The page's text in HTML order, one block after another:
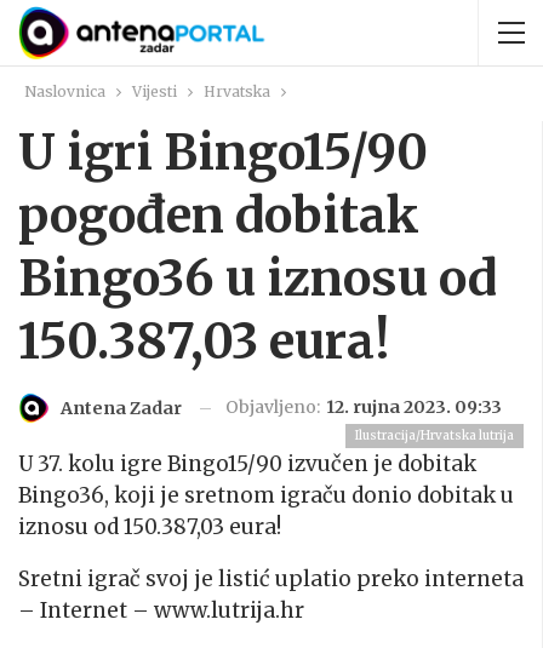
Naslovnica Vijesti Hrvatska
U igri Bingo15/90
pogođen dobitak
Bingo36 u iznosu od
150.387,03 eura!
Antena Zadar Objavljeno: 12. rujna 2023. 09:33
Ilustracija/Hrvatska lutrija
U 37. kolu igre Bingo15/90 izvučen je dobitak
Bingo36, koji je sretnom igraču donio dobitak u
iznosu od 150.387,03 eura!
Sretni igrač svoj je listić uplatio preko interneta
– Internet – www.lutrija.hr